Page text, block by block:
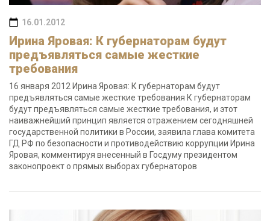
16.01.2012
Ирина Яровая: К губернаторам будут
предъявляться самые жесткие
требования
16 января 2012 Ирина Яровая: К губернаторам будут
предъявляться самые жесткие требования К губернаторам
будут предъявляться самые жесткие требования, и этот
наиважнейший принцип является отражением сегодняшней
государственной политики в России, заявила глава комитета
ГД РФ по безопасности и противодействию коррупции Ирина
Яровая, комментируя внесенный в Госдуму президентом
законопроект о прямых выборах губернаторов